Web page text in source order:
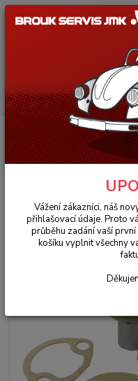
(Po-Pá, 9-18 hod.)
Úvod VW Bus Typ 2 (1967 »
Čerpadlo paliva Brosol/108mm -
Čerpadlo
Typ 1/3
Vážení zákazníci, náš
přihlašovací údaje. Proto
průběhu zadání vaší
košíku vyplnit všechny